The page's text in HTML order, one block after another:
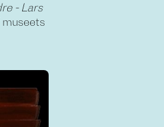
- Lars